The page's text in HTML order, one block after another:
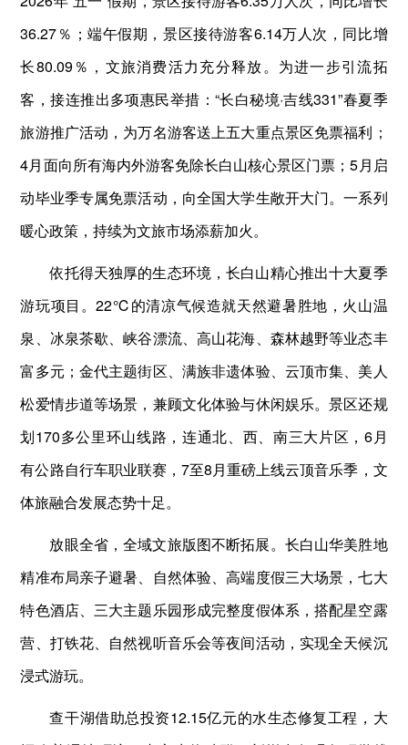
36.27％；端午假期，景区接待游客6.14万人次，同比增
长80.09％，文旅消费活力充分释放。为进一步引流拓
客，接连推出多项惠民举措：“长白秘境·吉线331”春夏季
旅游推广活动，为万名游客送上五大重点景区免票福利；
4月面向所有海内外游客免除长白山核心景区门票；5月启
动毕业季专属免票活动，向全国大学生敞开大门。一系列
暖心政策，持续为文旅市场添薪加火。
依托得天独厚的生态环境，长白山精心推出十大夏季
游玩项目。22℃的清凉气候造就天然避暑胜地，火山温
泉、冰泉茶歇、峡谷漂流、高山花海、森林越野等业态丰
富多元；金代主题街区、满族非遗体验、云顶市集、美人
松爱情步道等场景，兼顾文化体验与休闲娱乐。景区还规
划170多公里环山线路，连通北、西、南三大片区，6月
有公路自行车职业联赛，7至8月重磅上线云顶音乐季，文
体旅融合发展态势十足。
放眼全省，全域文旅版图不断拓展。长白山华美胜地
精准布局亲子避暑、自然体验、高端度假三大场景，七大
特色酒店、三大主题乐园形成完整度假体系，搭配星空露
营、打铁花、自然视听音乐会等夜间活动，实现全天候沉
浸式游玩。
查干湖借助总投资12.15亿元的水生态修复工程，大